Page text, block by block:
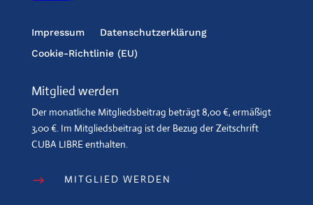
Impressum
Datenschutzerklärung
Cookie-Richtlinie (EU)
Mitglied werden
Der monatliche Mitgliedsbeitrag beträgt 8,00 €, ermäßigt
3,00 €. Im Mitgliedsbeitrag ist der Bezug der Zeitschrift
CUBA LIBRE enthalten.
$ MITGLIED WERDEN